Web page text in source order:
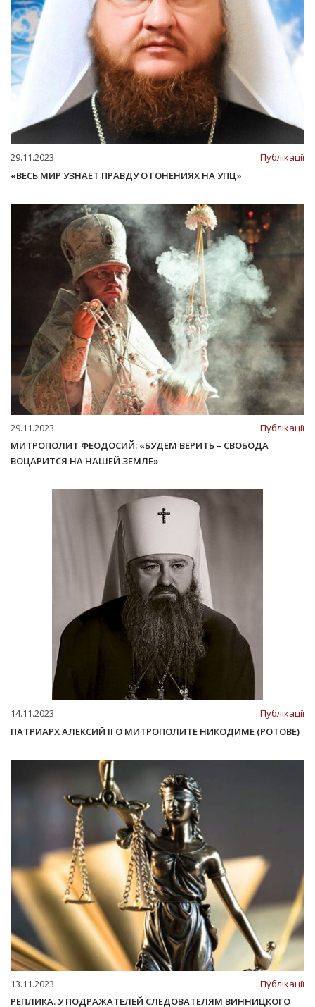
29.11.2023
Публікації
«ВЕСЬ МИР УЗНАЕТ ПРАВДУ О ГОНЕНИЯХ НА УПЦ»
29.11.2023
Публікації
МИТРОПОЛИТ ФЕОДОСИЙ: «БУДЕМ ВЕРИТЬ – СВОБОДА
ВОЦАРИТСЯ НА НАШЕЙ ЗЕМЛЕ»
14.11.2023
Публікації
ПАТРИАРХ АЛЕКСИЙ II О МИТРОПОЛИТЕ НИКОДИМЕ (РОТОВЕ)
13.11.2023
Публікації
РЕПЛИКА. У ПОДРАЖАТЕЛЕЙ СЛЕДОВАТЕЛЯМ ВИННИЦКОГО